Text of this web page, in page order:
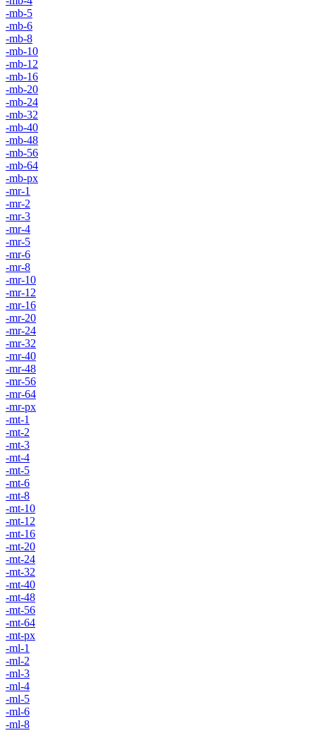
-mb-5
-mb-6
-mb-8
-mb-10
-mb-12
-mb-16
-mb-20
-mb-24
-mb-32
-mb-40
-mb-48
-mb-56
-mb-64
-mb-px
-mr-1
-mr-2
-mr-3
-mr-4
-mr-5
-mr-6
-mr-8
-mr-10
-mr-12
-mr-16
-mr-20
-mr-24
-mr-32
-mr-40
-mr-48
-mr-56
-mr-64
-mr-px
-mt-1
-mt-2
-mt-3
-mt-4
-mt-5
-mt-6
-mt-8
-mt-10
-mt-12
-mt-16
-mt-20
-mt-24
-mt-32
-mt-40
-mt-48
-mt-56
-mt-64
-mt-px
-ml-1
-ml-2
-ml-3
-ml-4
-ml-5
-ml-6
-ml-8